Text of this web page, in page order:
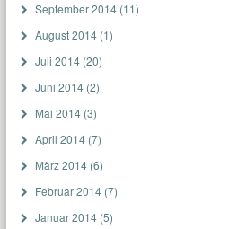
September 2014(11)
August 2014(1)
Juli 2014(20)
Juni 2014(2)
Mai 2014(3)
April 2014(7)
März 2014(6)
Februar 2014(7)
Januar 2014(5)